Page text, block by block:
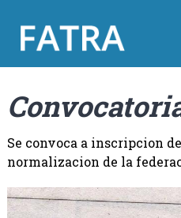
Se convoca a inscripcion
normalizacion de la